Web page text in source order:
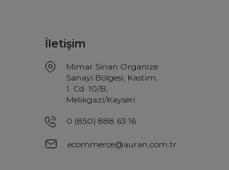
İletişim
Mimar Sinan Organize
Sanayi Bölgesi, Kastim,
1. Cd. 10/B,
Melikgazi/Kayseri
0 (850) 888 63 16
ecommerce@auran.com.tr